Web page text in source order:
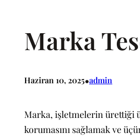
Marka
Haziran 10, 2025•admin
Marka, işletmelerin ürettiği
korumasını sağlamak ve